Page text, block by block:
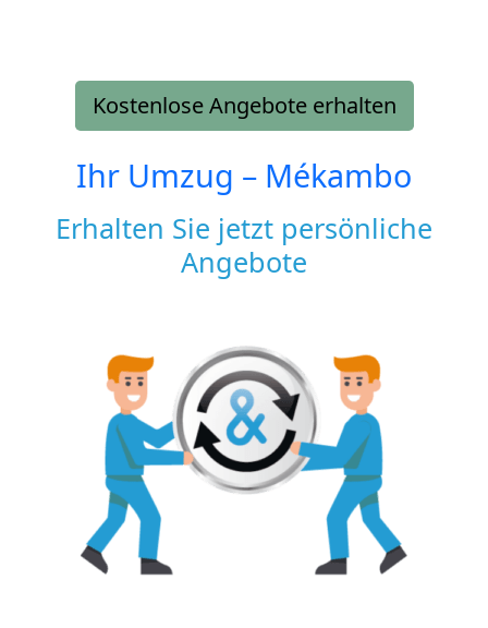
Kostenlose Angebote erhalten
Ihr Umzug – Mékambo
Erhalten Sie jetzt persönliche
Angebote